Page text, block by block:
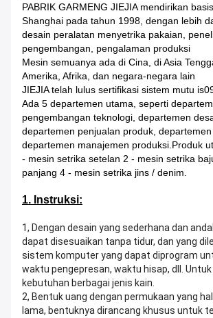
PABRIK GARMENG JIEJIA mendirikan
Shanghai pada tahun 1998, dengan lebih
desain peralatan menyetrika pakaian,
pengembangan, pengalaman produksi
Mesin semuanya ada di Cina, di Asia
Amerika, Afrika, dan negara-negara lain
JIEJIA telah lulus sertifikasi sistem mutu
Ada 5 departemen utama, seperti
pengembangan teknologi, departemen
departemen penjualan produk,
departemen manajemen produksi.Produk
- mesin setrika setelan 2 - mesin setrika
panjang 4 - mesin setrika jins / denim.
1. Instruksi:
1, Dengan desain yang sederhana dan
dapat disesuaikan tanpa tidur, dan yang
sistem komputer yang dapat diprogram
waktu pengepresan, waktu hisap, dll.
kebutuhan berbagai jenis kain.
2, Bentuk uang dengan permukaan yang
lama, bentuknya dirancang khusus untuk